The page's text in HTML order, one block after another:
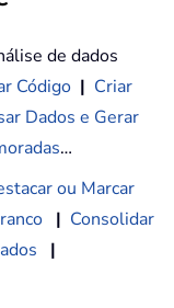
de dados
Código | Criar
Dados e Gerar
…
ou Marcar
| Consolidar
|